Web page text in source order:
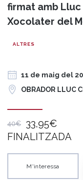
firmat amb
Xocolater del
ALTRES
11 de maig del
OBRADOR LLUC
40€
33,95€
FINALITZADA
M'interessa